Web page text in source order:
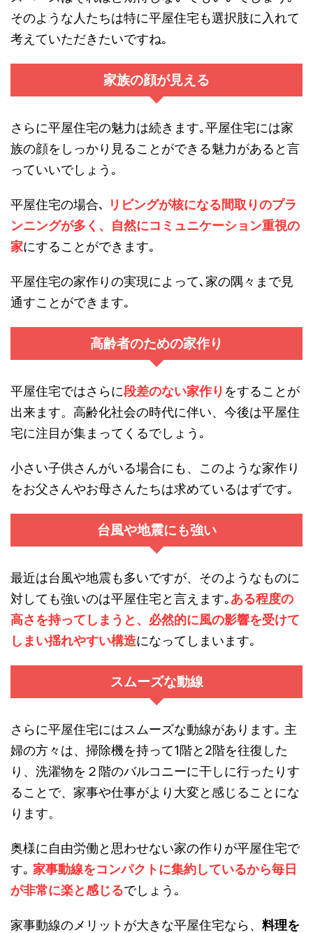
そのような人たちは特に平屋住宅も選択肢に入れて
考えていただきたいですね｡
家族の顔が見える
さらに平屋住宅の魅力は続きます｡平屋住宅には家
族の顔をしっかり見ることができる魅力があると言
っていいでしょう｡
平屋住宅の場合､
リビングが核になる間取りのプラ
ンニングが多く、自然にコミュニケーション重視の
家にすることができます｡
平屋住宅の家作りの実現によって､家の隅々まで見
通すことができます｡
高齢者のための家作り
平屋住宅ではさらに段差のない家作り をすることが
出来ます。高齢化社会の時代に伴い、今後は平屋住
宅に注目が集まってくるでしょう｡
小さい子供さんがいる場合にも、このような家作り
をお父さんやお母さんたちは求めているはずです｡
台風や地震にも強い
最近は台風や地震も多いですが、そのようなものに
対しても強いのは平屋住宅と言えます｡ある程度の
高さを持ってしまうと、必然的に風の影響を受けて
しまい揺れやすい構造になってしまいます｡
スムーズな動線
さらに平屋住宅にはスムーズな動線があります｡ 主
婦の方々は、掃除機を持って1階と2階を往復した
り、洗濯物を２階のバルコニーに干しに行ったりす
ることで、家事や仕事がより大変と感じることにな
ります。
奥様に自由労働と思わせない家の作りが平屋住宅で
す｡ 家事動線をコンパクトに集約しているから毎日
が非常に楽と感じるでしょう｡
家事動線のメリットが大きな平屋住宅なら、 料理を